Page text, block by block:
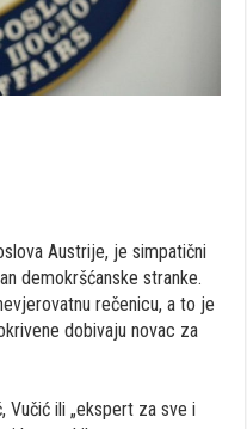
Austrije, je simpatični
demokršćanske stranke.
rečenicu, a to je
dobivaju novac za
Vučić ili „ekspert za sve i